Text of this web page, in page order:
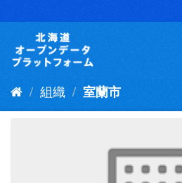
キ
組織 室蘭市